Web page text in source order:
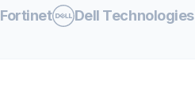
Fortinet Dell Technologies